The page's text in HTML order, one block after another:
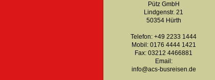
Pütz GmbH
Lindgenstr. 21
50354 Hürth
Telefon: +49 2233 1444
Mobil: 0176 4444 1421
Fax: 03212 4466881
Email:
info@acs-busreisen.de